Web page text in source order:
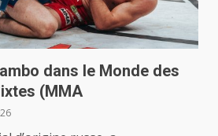
dans le Monde des
(MMA